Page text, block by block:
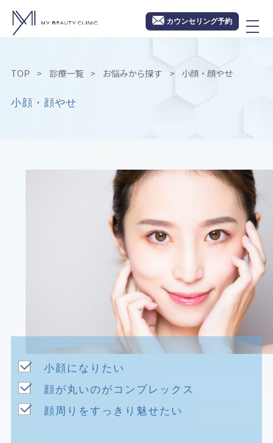
カウンセリング予約
TOP 診療一覧 お悩みから探す 小顔・顔やせ
小顔・顔やせ
小顔になりたい
顔が丸いのがコンプレックス
顔周りをすっきり魅せたい